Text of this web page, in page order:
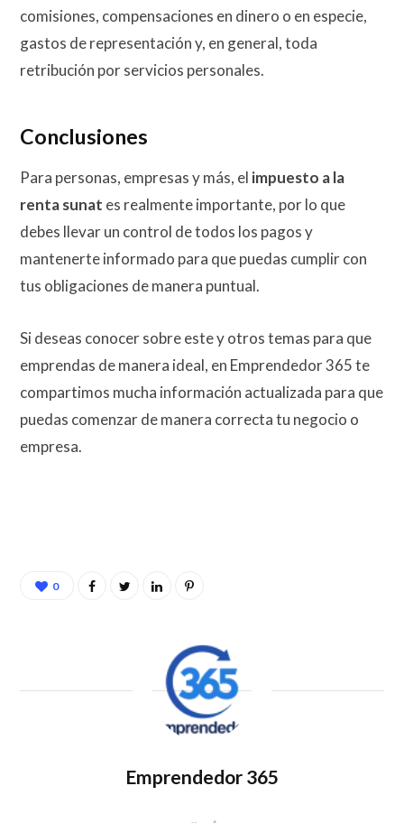
comisiones, compensaciones en dinero o en especie,
gastos de representación y, en general, toda
retribución por servicios personales.
Conclusiones
Para personas, empresas y más, el impuesto a la
renta sunat es realmente importante, por lo que
debes llevar un control de todos los pagos y
mantenerte informado para que puedas cumplir con
tus obligaciones de manera puntual.
Si deseas conocer sobre este y otros temas para que
emprendas de manera ideal, en Emprendedor 365 te
compartimos mucha información actualizada para que
puedas comenzar de manera correcta tu negocio o
empresa.
0
Emprendedor 365